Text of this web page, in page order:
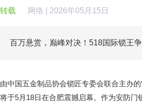
转载 网络 | 2026年05月15日
百万悬赏，巅峰对决！518国际锁王
由中国五金制品协会锁匠专委会联合主办
将于5月18日在合肥震撼启幕。作为安防